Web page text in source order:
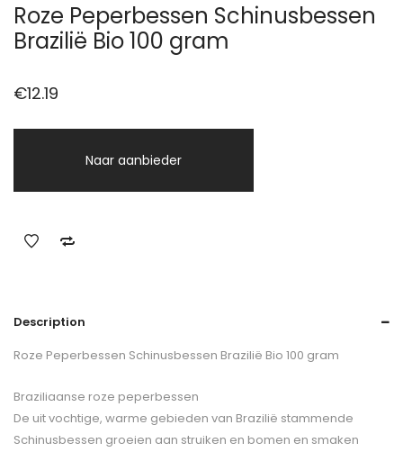
Roze Peperbessen Schinusbessen
Brazilië Bio 100 gram
€12.19
Naar aanbieder
Description
Roze Peperbessen Schinusbessen Brazilië Bio 100 gram
Braziliaanse roze peperbessen
De uit vochtige, warme gebieden van Brazilië stammende
Schinusbessen groeien aan struiken en bomen en smaken